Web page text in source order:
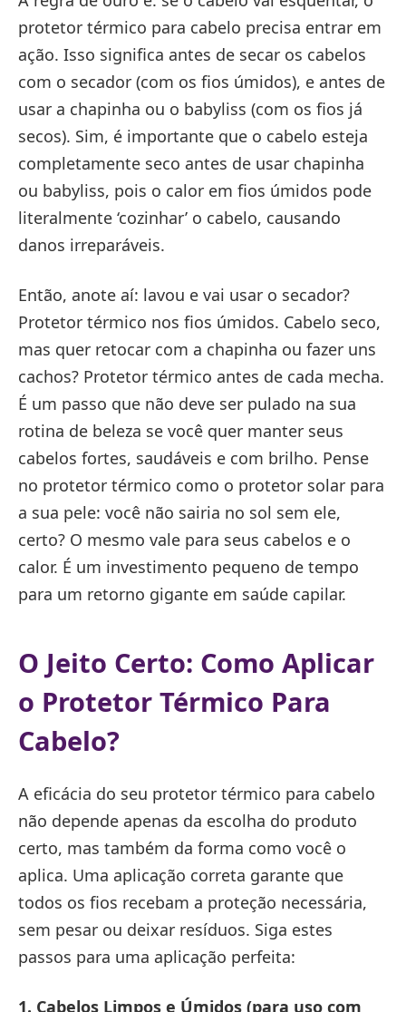
protetor térmico para cabelo precisa entrar em
ação. Isso significa antes de secar os cabelos
com o secador (com os fios úmidos), e antes de
usar a chapinha ou o babyliss (com os fios já
secos). Sim, é importante que o cabelo esteja
completamente seco antes de usar chapinha
ou babyliss, pois o calor em fios úmidos pode
literalmente ‘cozinhar’ o cabelo, causando
danos irreparáveis.
Então, anote aí: lavou e vai usar o secador?
Protetor térmico nos fios úmidos. Cabelo seco,
mas quer retocar com a chapinha ou fazer uns
cachos? Protetor térmico antes de cada mecha.
É um passo que não deve ser pulado na sua
rotina de beleza se você quer manter seus
cabelos fortes, saudáveis e com brilho. Pense
no protetor térmico como o protetor solar para
a sua pele: você não sairia no sol sem ele,
certo? O mesmo vale para seus cabelos e o
calor. É um investimento pequeno de tempo
para um retorno gigante em saúde capilar.
O Jeito Certo: Como Aplicar
o Protetor Térmico Para
Cabelo?
A eficácia do seu protetor térmico para cabelo
não depende apenas da escolha do produto
certo, mas também da forma como você o
aplica. Uma aplicação correta garante que
todos os fios recebam a proteção necessária,
sem pesar ou deixar resíduos. Siga estes
passos para uma aplicação perfeita:
1. Cabelos Limpos e Úmidos (para uso com